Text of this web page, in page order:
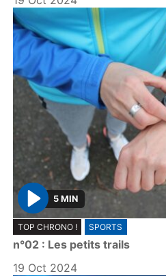
P
l
a
y
5 MIN
TOP CHRONO ! SPORTS
n°02 : Les petits trails
19 Oct 2024